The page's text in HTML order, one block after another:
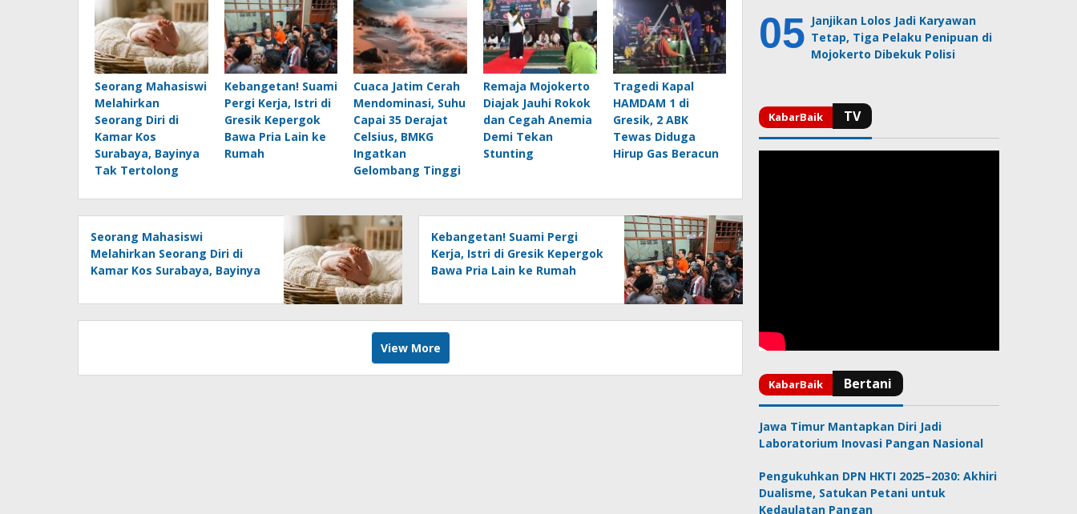
Seorang Mahasiswi
Melahirkan
Seorang Diri di
Kamar Kos
Surabaya, Bayinya
Tak Tertolong
Kebangetan! Suami
Pergi Kerja, Istri di
Gresik Kepergok
Bawa Pria Lain ke
Rumah
Cuaca Jatim Cerah
Mendominasi, Suhu
Capai 35 Derajat
Celsius, BMKG
Ingatkan
Gelombang Tinggi
Remaja Mojokerto
Diajak Jauhi Rokok
dan Cegah Anemia
Demi Tekan
Stunting
Tragedi Kapal
HAMDAM 1 di
Gresik, 2 ABK
Tewas Diduga
Hirup Gas Beracun
Seorang Mahasiswi
Melahirkan Seorang Diri di
Kamar Kos Surabaya, Bayinya
Kebangetan! Suami Pergi
Kerja, Istri di Gresik Kepergok
Bawa Pria Lain ke Rumah
View More
Janjikan Lolos Jadi Karyawan
Tetap, Tiga Pelaku Penipuan di
Mojokerto Dibekuk Polisi
Jawa Timur Mantapkan Diri Jadi
Laboratorium Inovasi Pangan Nasional
Pengukuhkan DPN HKTI 2025–2030: Akhiri
Dualisme, Satukan Petani untuk
Kedaulatan Pangan